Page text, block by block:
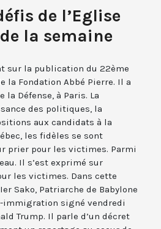
de l’Eglise
la semaine
sur la publication du 22ème
la Fondation Abbé Pierre. Il a
la Défense, à Paris. La
des politiques, la
aux candidats à la
les fidèles se sont
prier pour les victimes. Parmi
Il s’est exprimé sur
les victimes. Dans cette
Sako, Patriarche de Babylone
immigration signé vendredi
Trump. Il parle d’un décret